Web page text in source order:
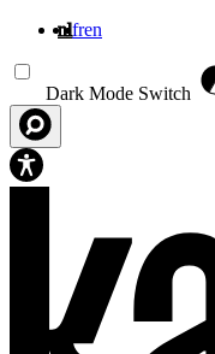
nlfren
Dark Mode Switch